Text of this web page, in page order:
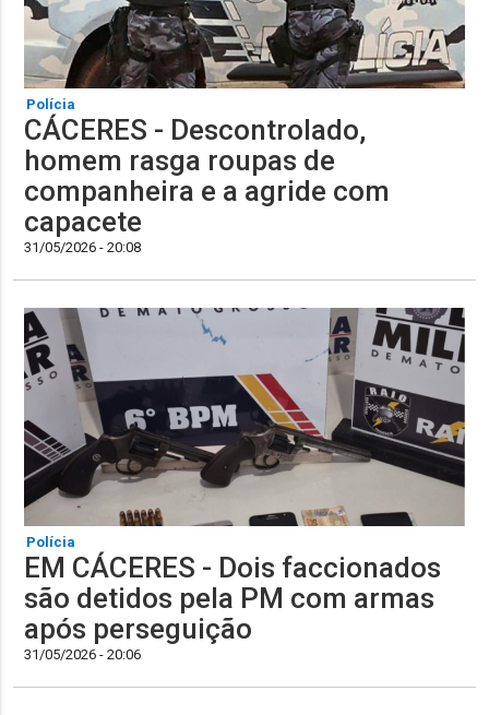
Polícia
CÁCERES - Descontrolado,
homem rasga roupas de
companheira e a agride com
capacete
31/05/2026 - 20:08
Polícia
EM CÁCERES - Dois faccionados
são detidos pela PM com armas
após perseguição
31/05/2026 - 20:06